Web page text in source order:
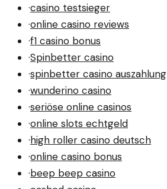
·casino testsieger
·online casino reviews
·f1 casino bonus
·Spinbetter casino
·spinbetter casino auszahlung
·wunderino casino
·seriöse online casinos
·online slots echtgeld
·high roller casino deutsch
·online casino bonus
·beep beep casino